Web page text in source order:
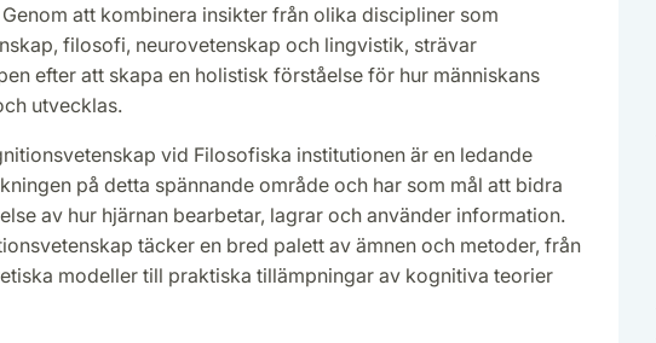
att kombinera insikter från olika discipliner som
filosofi, neurovetenskap och lingvistik, strävar
efter att skapa en holistisk förståelse för hur människans
utvecklas.
vid Filosofiska institutionen är en ledande
på detta spännande område och har som mål att bidra
av hur hjärnan bearbetar, lagrar och använder information.
täcker en bred palett av ämnen och metoder, från
modeller till praktiska tillämpningar av kognitiva teorier